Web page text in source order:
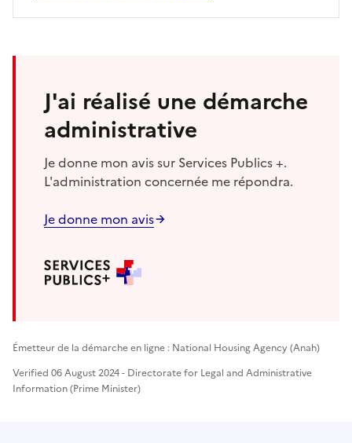
J'ai réalisé une démarche
administrative
Je donne mon avis sur Services Publics +.
L'administration concernée me répondra.
Je donne mon avis
Émetteur de la démarche en ligne : National Housing Agency (Anah)
Verified 06 August 2024 - Directorate for Legal and Administrative
Information (Prime Minister)